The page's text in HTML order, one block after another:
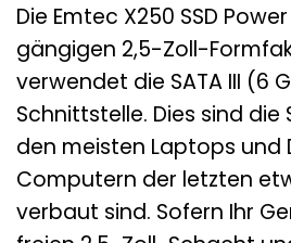
Die Emtec X250 SSD
gängigen 2,5-Zoll-
verwendet die SATA III (6
Schnittstelle. Dies sind die
den meisten Laptops und
Computern der letzten
verbaut sind. Sofern Ihr